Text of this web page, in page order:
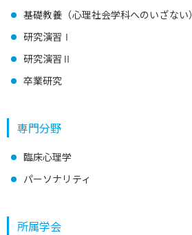
基礎教養（心理社会学科へのいざない）
研究演習Ⅰ
研究演習Ⅱ
卒業研究
専門分野
臨床心理学
パーソナリティ
所属学会